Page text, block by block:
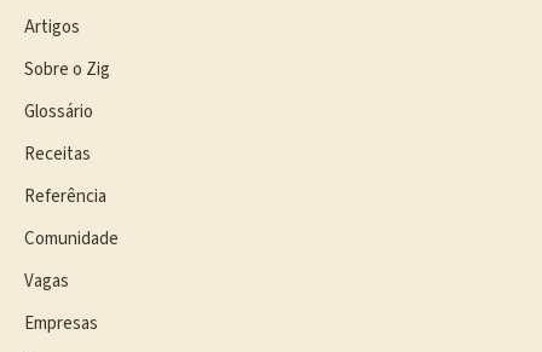
Artigos
Sobre o Zig
Glossário
Receitas
Referência
Comunidade
Vagas
Empresas